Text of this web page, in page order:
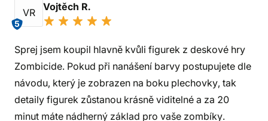
VR
5
Vojtěch R.
Sprej jsem koupil hlavně kvůli figurek z deskové hry
Zombicide. Pokud při nanášení barvy postupujete dle
návodu, který je zobrazen na boku plechovky, tak
detaily figurek zůstanou krásně viditelné a za 20
minut máte nádherný základ pro vaše zombíky.